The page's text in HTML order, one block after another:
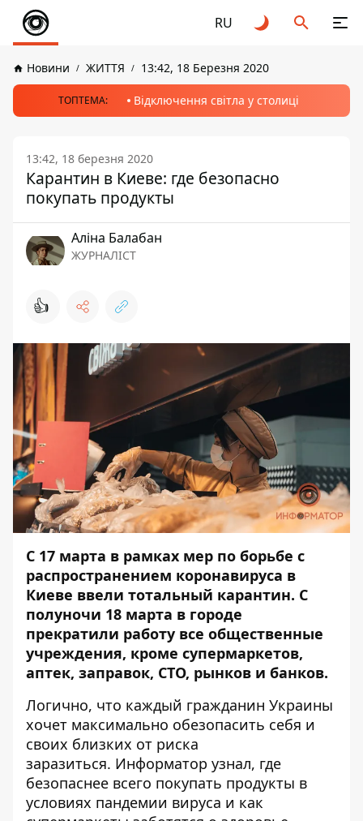
RU
Новини ЖИТТЯ 13:42, 18 Березня 2020
ТОПТЕМА: Відключення світла у столиці
13:42, 18 березня 2020
Карантин в Киеве: где безопасно
покупать продукты
Аліна Балабан
ЖУРНАЛІСТ
👍
С 17 марта в рамках мер по борьбе с
распространением коронавируса в
Киеве ввели тотальный карантин. С
полуночи 18 марта в городе
прекратили работу все общественные
учреждения, кроме супермаркетов,
аптек, заправок, СТО, рынков и банков.
Логично, что каждый гражданин Украины
хочет максимально обезопасить себя и
своих близких от риска
заразиться. Информатор узнал, где
безопаснее всего покупать продукты в
условиях пандемии вируса и как